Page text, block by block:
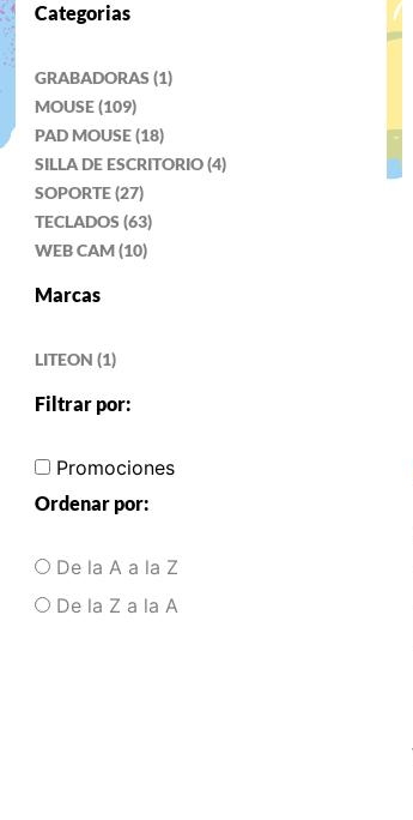
Categorias
GRABADORAS (1)
MOUSE (109)
PAD MOUSE (18)
SILLA DE ESCRITORIO (4)
SOPORTE (27)
TECLADOS (63)
WEB CAM (10)
Marcas
LITEON (1)
Filtrar por:
Promociones
Ordenar por:
De la A a la Z
De la Z a la A